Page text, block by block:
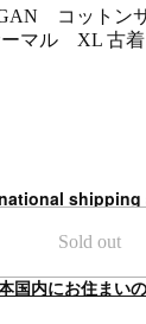
コット
マル XL 古着
shipping
Sold out
国内にお住まい